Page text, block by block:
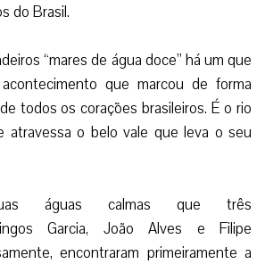
do Brasil.
“mares de água doce” há um que
que marcou de forma
todos os corações brasileiros. É o rio
atravessa o belo vale que leva o seu
águas calmas que três
Garcia, João Alves e Filipe
encontraram primeiramente a